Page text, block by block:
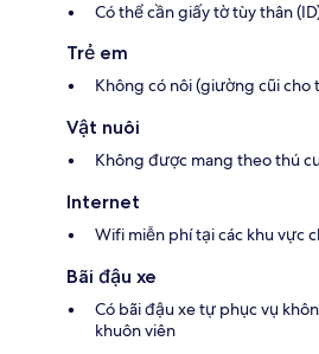
Có thể cần giấy tờ tùy thân
Trẻ em
Không có nôi (giường cũi cho
Vật nuôi
Không được mang theo thú
Internet
Wifi miễn phí tại các khu vực
Bãi đậu xe
Có bãi đậu xe tự phục vụ
khuôn viên